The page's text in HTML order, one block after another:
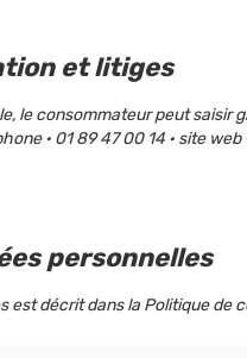
et litiges
le consommateur peut saisir
· 01 89 47 00 14 · site
personnelles
est décrit dans la Politique de